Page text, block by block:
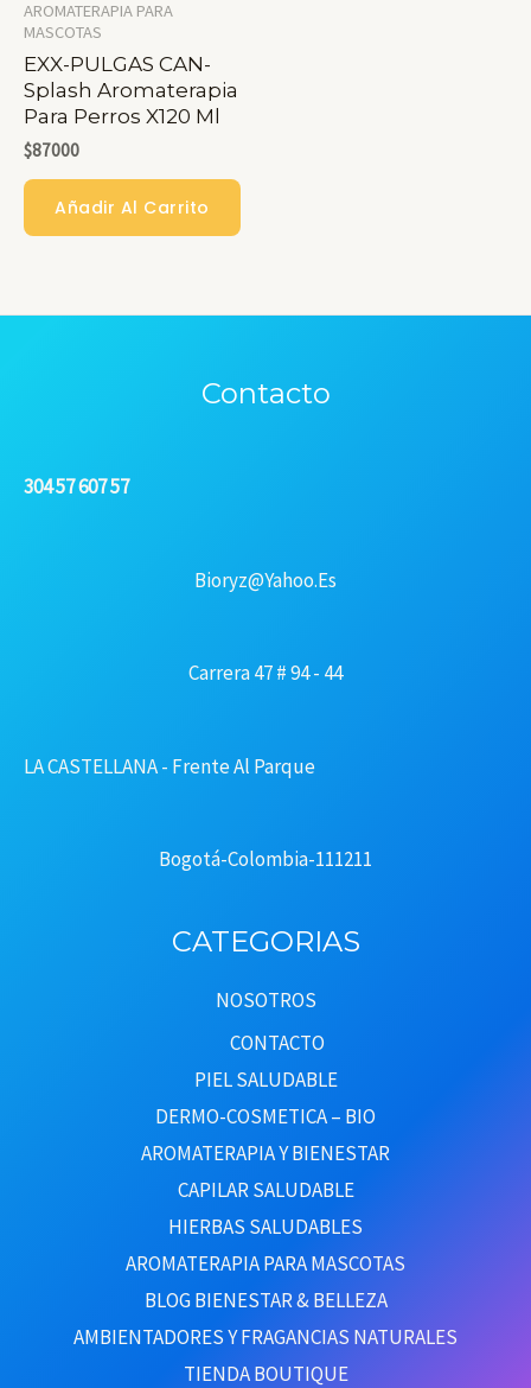
AROMATERAPIA PARA
MASCOTAS
EXX-PULGAS CAN-
Splash Aromaterapia
Para Perros X120 Ml
$87000
Añadir Al Carrito
Contacto
304 57 607 57
Bioryz@yahoo.es
Carrera 47 # 94 - 44
LA CASTELLANA - Frente Al Parque
Bogotá-Colombia-111211
CATEGORIAS
NOSOTROS
CONTACTO
PIEL SALUDABLE
DERMO-COSMETICA – BIO
AROMATERAPIA Y BIENESTAR
CAPILAR SALUDABLE
HIERBAS SALUDABLES
AROMATERAPIA PARA MASCOTAS
BLOG BIENESTAR & BELLEZA
AMBIENTADORES Y FRAGANCIAS NATURALES
TIENDA BOUTIQUE